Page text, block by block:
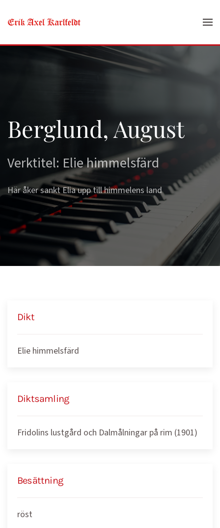
Skip to main content
Berglund, August
Verktitel: Elie himmelsfärd
Här åker sankt Elia upp till himmelens land
Dikt
Elie himmelsfärd
Diktsamling
Fridolins lustgård och Dalmålningar på rim (1901)
Besättning
röst